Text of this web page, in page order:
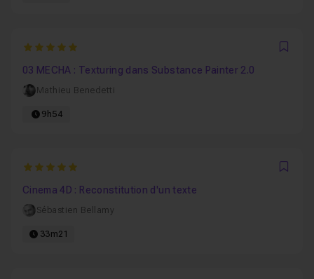
5
03 MECHA : Texturing dans Substance Painter 2.0
Mathieu Benedetti
9h54
5
Cinema 4D : Reconstitution d'un texte
Sébastien Bellamy
33m21